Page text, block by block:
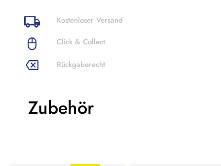
Kostenloser Versand
Click & Collect
Rückgaberecht
Zubehör